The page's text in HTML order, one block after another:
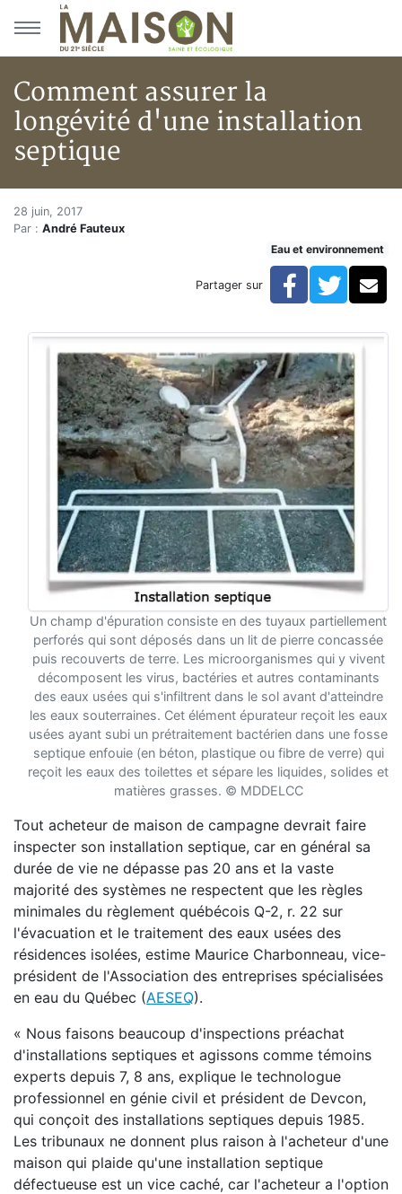
Aller au menu principal
Aller au contenu principal
Comment assurer la
longévité d'une installation
septique
Accueil
Articles
Comment assurer la longévité d'une installation
Comment assurer la
28 juin, 2017
Par : André Fauteux
Eau et environnement
Partager sur Facebook
Un champ d'épuration consiste en des tuyaux partiellement
perforés qui sont déposés dans un lit de pierre concassée
puis recouverts de terre. Les microorganismes qui y vivent
décomposent les virus, bactéries et autres contaminants
des eaux usées qui s'infiltrent dans le sol avant d'atteindre
les eaux souterraines. Cet élément épurateur reçoit les eaux
usées ayant subi un prétraitement bactérien dans une fosse
septique enfouie (en béton, plastique ou fibre de verre) qui
reçoit les eaux des toilettes et sépare les liquides, solides et
matières grasses. © MDDELCC
Tout acheteur de maison de campagne devrait faire
inspecter son installation septique, car en général sa
durée de vie ne dépasse pas 20 ans et la vaste
majorité des systèmes ne respectent que les règles
minimales du règlement québécois Q-2, r. 22 sur
l'évacuation et le traitement des eaux usées des
résidences isolées, estime Maurice Charbonneau, vice-
président de l'Association des entreprises spécialisées
en eau du Québec (AESEQ).
« Nous faisons beaucoup d'inspections préachat
d'installations septiques et agissons comme témoins
experts depuis 7, 8 ans, explique le technologue
professionnel en génie civil et président de Devcon,
qui conçoit des installations septiques depuis 1985.
Les tribunaux ne donnent plus raison à l'acheteur d'une
maison qui plaide qu'une installation septique
défectueuse est un vice caché, car l'acheteur a l'option